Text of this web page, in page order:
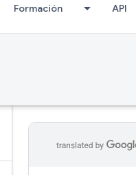
Formación API